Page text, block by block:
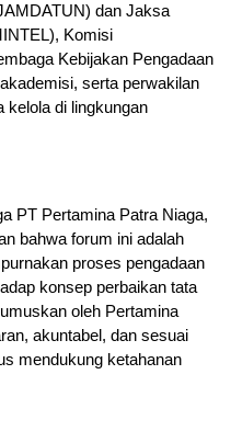
dan Jaksa
Komisi
Kebijakan Pengadaan
serta perwakilan
kelola di lingkungan
PT Pertamina Patra Niaga,
bahwa forum ini adalah
proses pengadaan
konsep perbaikan tata
oleh Pertamina
akuntabel, dan sesuai
mendukung ketahanan